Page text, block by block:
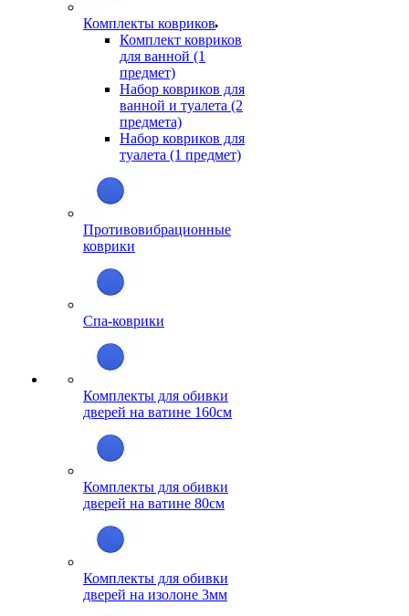
Комплекты ковриков
Комплект ковриков
для ванной (1
предмет)
Набор ковриков для
ванной и туалета (2
предмета)
Набор ковриков для
туалета (1 предмет)
Противовибрационные
коврики
Спа-коврики
Комплекты для обивки
дверей на ватине 160см
Комплекты для обивки
дверей на ватине 80см
Комплекты для обивки
дверей на изолоне 3мм